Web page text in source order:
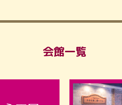
会館一覧